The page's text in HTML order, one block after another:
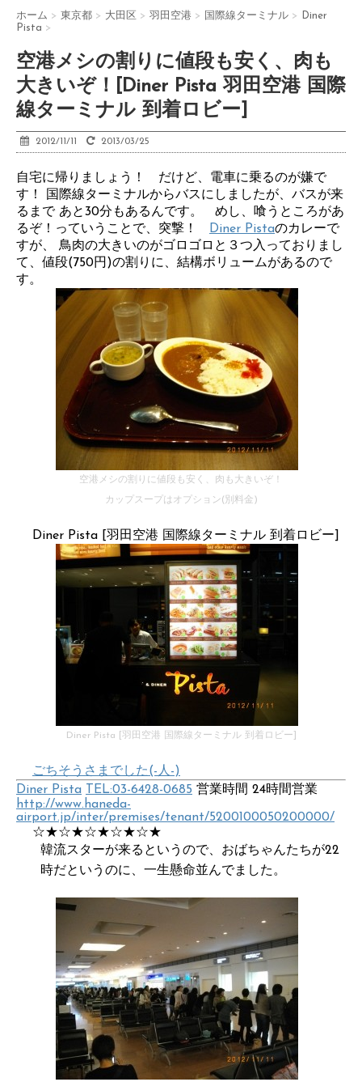
ホーム > 東京都 > 大田区 > 羽田空港 > 国際線ターミナル >
Diner
Pista >
空港メシの割りに値段も安く、肉も
大きいぞ！[Diner Pista 羽田空港 国際
線ターミナル 到着ロビー]
2012/11/11 2013/03/25
自宅に帰りましょう！ だけど、電車に乗るのが嫌で
す！ 国際線ターミナルからバスにしましたが、バスが来
るまで あと30分もあるんです。 めし、喰うところがあ
るぞ！っていうことで、突撃！
Diner Pistaのカレーで
すが、 鳥肉の大きいのがゴロゴロと３つ入っておりまし
て、値段(750円)の割りに、結構ボリュームがあるので
す。
空港メシの割りに値段も安く、肉も大きいぞ！
カップスープはオプション(別料金)
Diner Pista [羽田空港 国際線ターミナル 到着ロビー]
Diner Pista [羽田空港 国際線ターミナル 到着ロビー]
ごちそうさまでした(-人-)
Diner Pista
TEL:03-6428-0685 営業時間 24時間営業
http://www.haneda-
airport.jp/inter/premises/tenant/5200100050200000/
☆★☆★☆★☆★☆★
韓流スターが来るというので、おばちゃんたちが22
時だというのに、一生懸命並んでました。